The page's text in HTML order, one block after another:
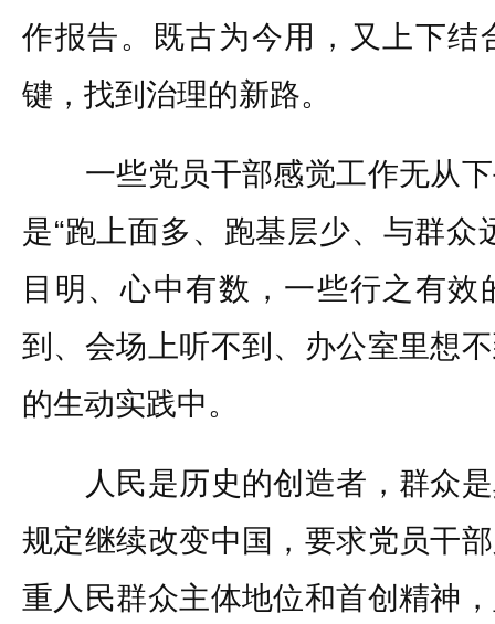
作报告。既古为今用，又上下结
键，找到治理的新路。
一些党员干部感觉工作无从下
是“跑上面多、跑基层少、与群众
目明、心中有数，一些行之有
到、会场上听不到、办公室里想
的生动实践中。
人民是历史的创造者，群众是
规定继续改变中国，要求党员干
重人民群众主体地位和首创精神